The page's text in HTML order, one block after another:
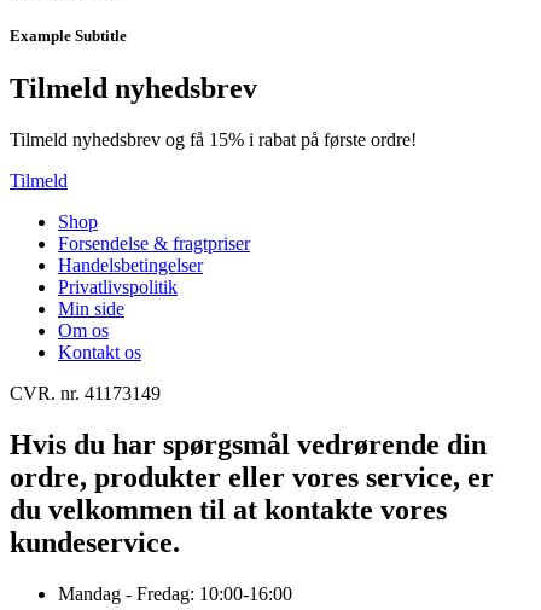
Example Subtitle
Tilmeld nyhedsbrev
Tilmeld nyhedsbrev og få 15% i rabat på første ordre!
Tilmeld
Shop
Forsendelse & fragtpriser
Handelsbetingelser
Privatlivspolitik
Min side
Om os
Kontakt os
CVR. nr. 41173149
Hvis du har spørgsmål vedrørende din
ordre, produkter eller vores service, er
du velkommen til at kontakte vores
kundeservice.
Mandag - Fredag: 10:00-16:00